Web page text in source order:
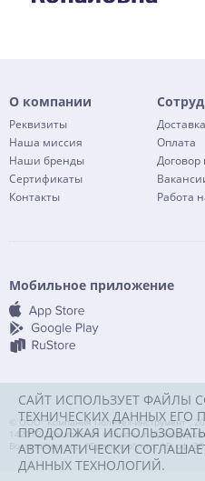
О компании
Реквизиты
Наша миссия
Наши бренды
Сертификаты
Контакты
Доставка
Оплата
Договор
Работа
Мобильное приложение
© ООО "Компания Политех-инструмент",
142072, Московская область, г.
Востряково, тер. "Триколор", стр. 15, оф.
САЙТ ИСПОЛЬЗУЕТ ФАЙЛЫ
ТЕХНИЧЕСКИХ ДАННЫХ ЕГО
ПРОДОЛЖАЯ
АВТОМАТИЧЕСКИ
ДАННЫХ ТЕХНОЛОГИЙ.